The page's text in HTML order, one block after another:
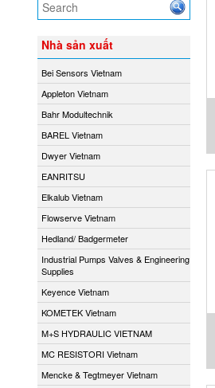
Nhà sản xuất
Bei Sensors Vietnam
Appleton Vietnam
Bahr Modultechnik
BAREL Vietnam
Dwyer Vietnam
EANRITSU
Elkalub Vietnam
Flowserve Vietnam
Hedland/ Badgermeter
Industrial Pumps Valves & Engineering
Supplies
Keyence Vietnam
KOMETEK Vietnam
M+S HYDRAULIC VIETNAM
MC RESISTORI Vietnam
Mencke & Tegtmeyer Vietnam